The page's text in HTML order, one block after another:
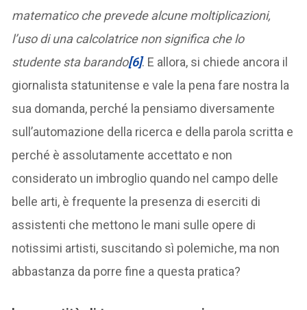
matematico che prevede alcune moltiplicazioni,
l’uso di una calcolatrice non significa che lo
studente sta barando[6]. E allora, si chiede ancora il
giornalista statunitense e vale la pena fare nostra la
sua domanda, perché la pensiamo diversamente
sull’automazione della ricerca e della parola scritta e
perché è assolutamente accettato e non
considerato un imbroglio quando nel campo delle
belle arti, è frequente la presenza di eserciti di
assistenti che mettono le mani sulle opere di
notissimi artisti, suscitando sì polemiche, ma non
abbastanza da porre fine a questa pratica?